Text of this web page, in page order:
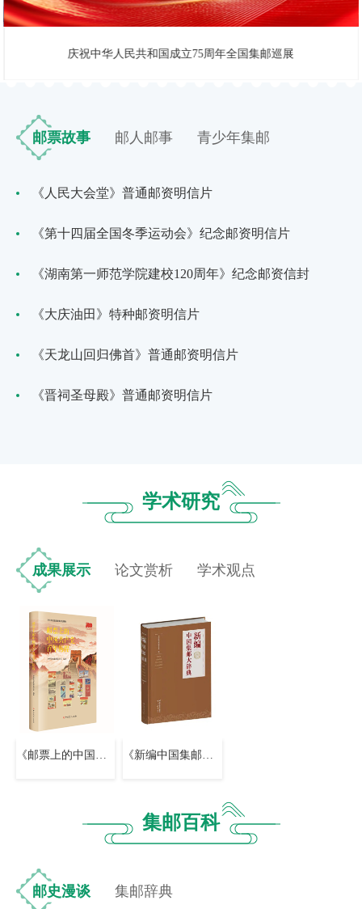
庆祝中华人民共和国成立75周年全国集邮巡展
邮票故事 邮人邮事 青少年集邮
《人民大会堂》普通邮资明信片
《第十四届全国冬季运动会》纪念邮资明信片
《湖南第一师范学院建校120周年》纪念邮资信封
《大庆油田》特种邮资明信片
《天龙山回归佛首》普通邮资明信片
《晋祠圣母殿》普通邮资明信片
学术研究
成果展示 论文赏析 学术观点
集邮百科
邮史漫谈 集邮辞典